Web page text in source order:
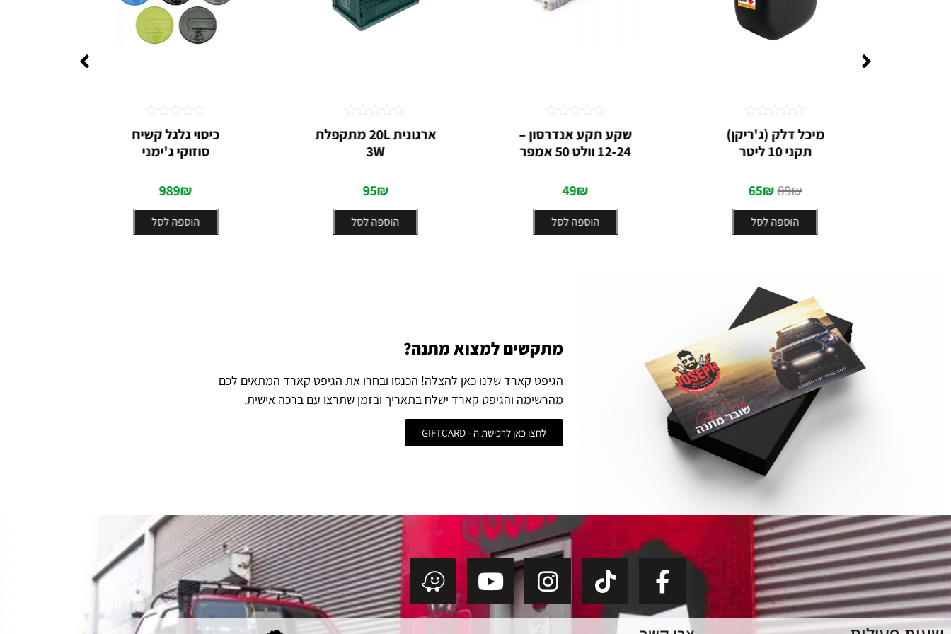
מיכל דלק (ג'ריקן)
תקני 10 ליטר
89₪
65₪
הוספה לסל
דורג
0
מתוך
שקע תקע אנדרסון –
12-24 וולט 50 אמפר
49₪
הוספה לסל
0
מתוך
5
ארגונית 20L מתקפלת
3W
95₪
הוספה לסל
0
כיסוי גלגל קשיח
סוזוקי ג'ימני
989₪
הוספה לסל
0
מתוך
מתקשים למצוא מתנה?
הגיפט קארד שלנו כאן להצלה! הכנסו ובחרו את הגיפט קארד המתאים לכם
מהרשימה והגיפט קארד ישלח בתאריך ובזמן שתרצו עם ברכה אישית.
לחצו כאן לרכישת ה - GIFTCARD